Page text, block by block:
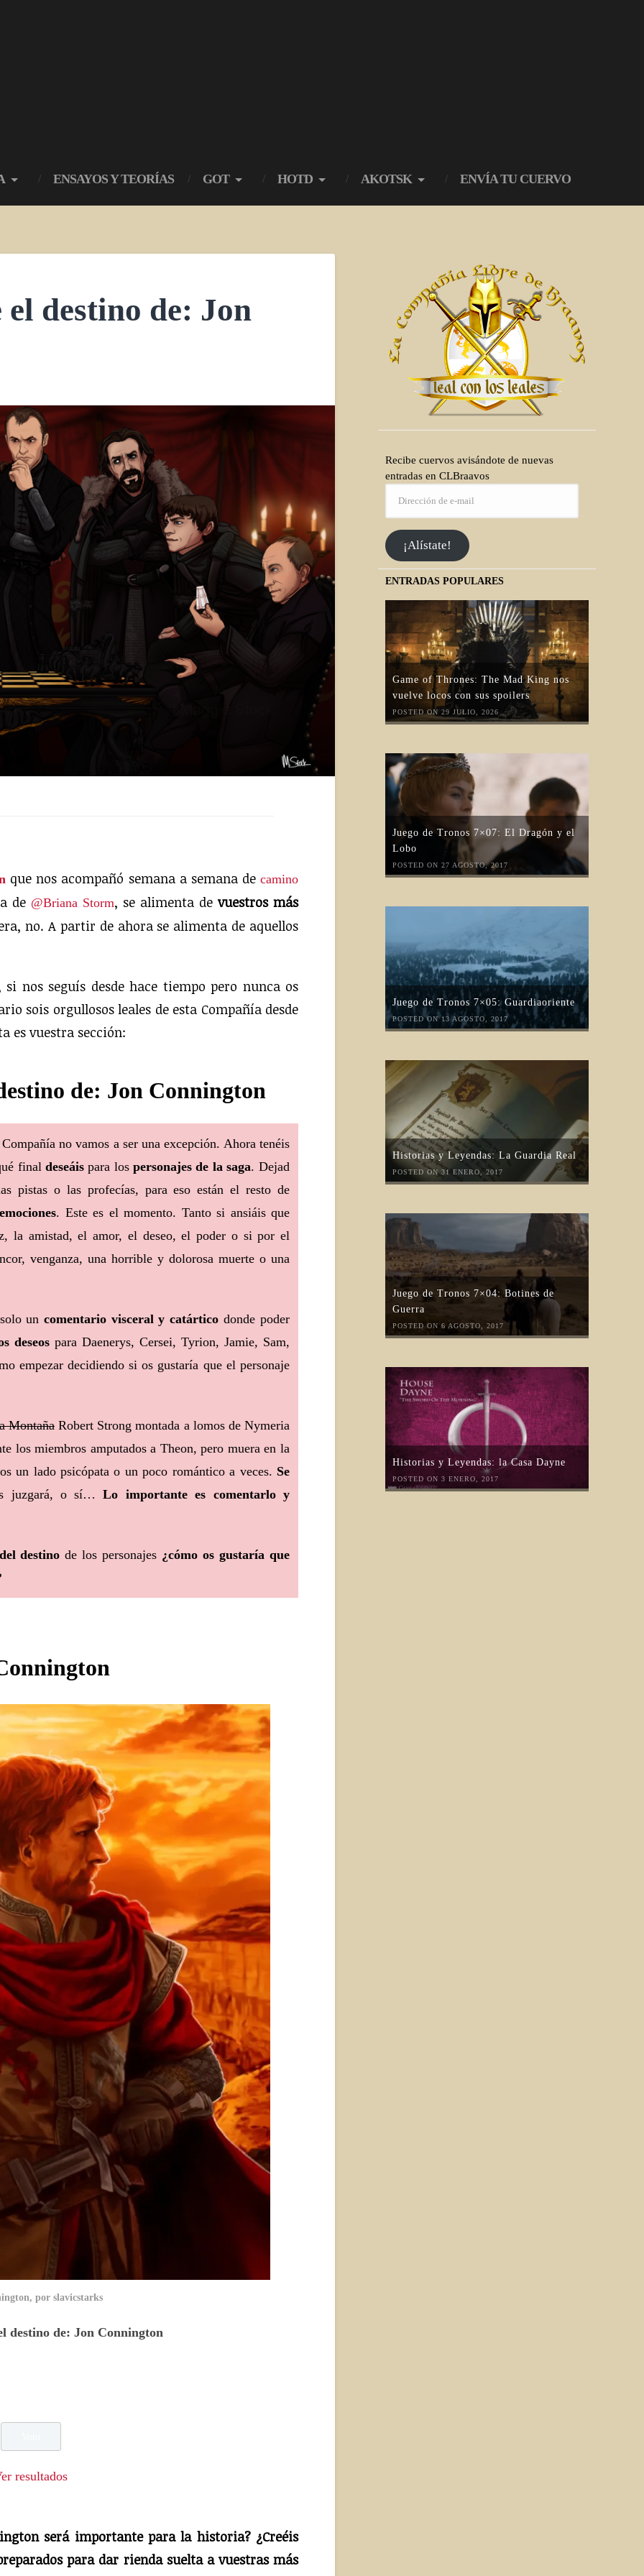
ENSAYOS Y TEORÍAS GOT HOTD AKOTSK ENVÍA TU CUERVO
el destino de: Jon
que nos acompañó semana a semana de camino
de @Briana Storm, se alimenta de vuestros más
no. A partir de ahora se alimenta de aquellos
nos seguís desde hace tiempo pero nunca os
sois orgullosos leales de esta Compañía desde
es vuestra sección:
de: Jon Connington
no vamos a ser una excepción. Ahora tenéis
final deseáis para los personajes de la saga. Dejad
pistas o las profecías, para eso están el resto de
. Este es el momento. Tanto si ansiáis que
la amistad, el amor, el deseo, el poder o si por el
venganza, una horrible y dolorosa muerte o una
un comentario visceral y catártico donde poder
deseos para Daenerys, Cersei, Tyrion, Jamie, Sam,
empezar decidiendo si os gustaría que el personaje
Montaña Robert Strong montada a lomos de Nymeria
los miembros amputados a Theon, pero muera en la
un lado psicópata o un poco romántico a veces. Se
juzgará, o sí… Lo importante es comentarlo y
destino de los personajes ¿cómo os gustaría que
por slavicstarks
destino de: Jon Connington
resultados
será importante para la historia? ¿Creéis
para dar rienda suelta a vuestras más
Recibe cuervos avisándote de nuevas
entradas en CLBraavos
¡Alístate!
ENTRADAS POPULARES
Game of Thrones: The Mad King nos
vuelve locos con sus spoilers
POSTED ON 29 JULIO, 2026
Juego de Tronos 7×07: El Dragón y el
Lobo
POSTED ON 27 AGOSTO, 2017
Juego de Tronos 7×05: Guardiaoriente
POSTED ON 13 AGOSTO, 2017
Historias y Leyendas: La Guardia Real
POSTED ON 31 ENERO, 2017
Juego de Tronos 7×04: Botines de
Guerra
POSTED ON 6 AGOSTO, 2017
Historias y Leyendas: la Casa Dayne
POSTED ON 3 ENERO, 2017